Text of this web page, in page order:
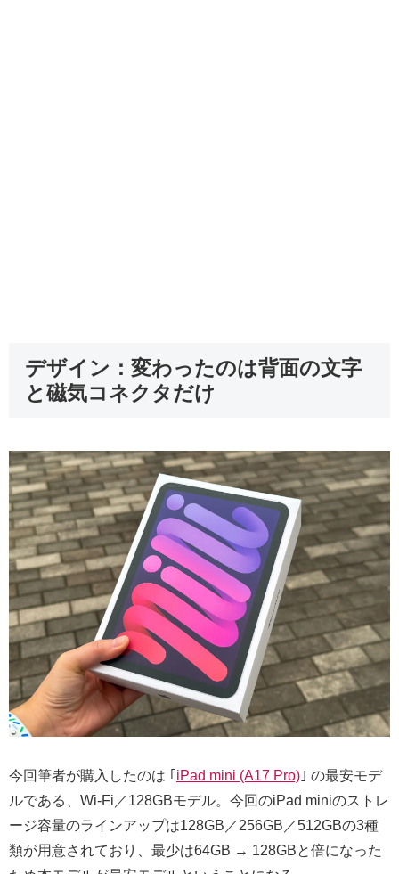
デザイン：変わったのは背面の文字
と磁気コネクタだけ
今回筆者が購入したのは ｢ iPad mini (A17 Pro) ｣ の最安モデ
ルである、Wi-Fi／128GBモデル。今回のiPad miniのストレ
ージ容量のラインアップは128GB／256GB／512GBの3種
類が用意されており、最少は64GB → 128GBと倍になった